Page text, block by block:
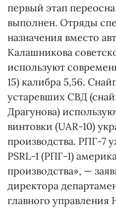
первый этап
выполнен. Отряды
назначения вместо
Калашникова
используют
15) калибра 5,56.
устаревших СВД
Драгунова)
винтовки (UAR-10)
производства. РПГ-7
PSRL-1 (РПГ-1)
производства», —
директора
главного управления